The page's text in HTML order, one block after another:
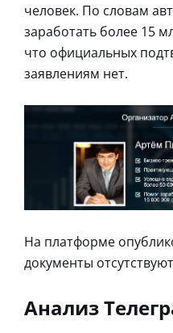
человек. По словам
заработать более 15
что официальных
заявлениям нет.
На платформе
документы
Анализ